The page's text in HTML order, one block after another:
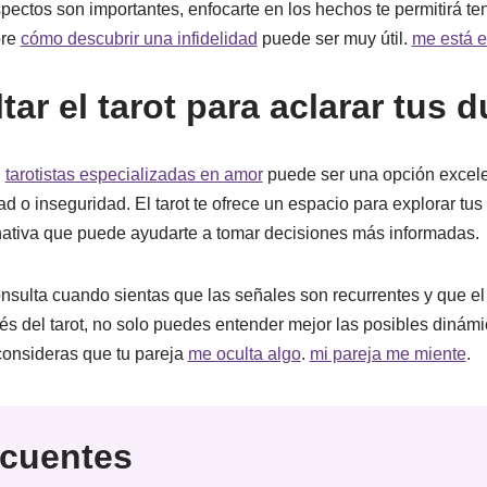
son importantes, enfocarte en los hechos te permitirá
cómo descubrir una infidelidad puede ser muy útil. me está
el tarot para aclarar tus
tarotistas especializadas en amorpuede ser una opción
o inseguridad. El tarot te ofrece un espacio para explorar
que puede ayudarte a tomar decisiones más informadas.
cuando sientas que las señales son recurrentes y que
del tarot, no solo puedes entender mejor las posibles
que tu pareja me oculta algo. mi pareja me miente.